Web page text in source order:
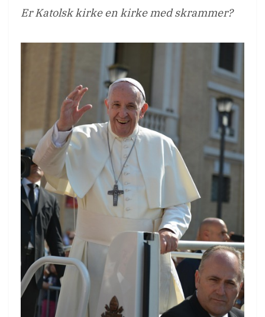
Er Katolsk kirke en kirke med skrammer?